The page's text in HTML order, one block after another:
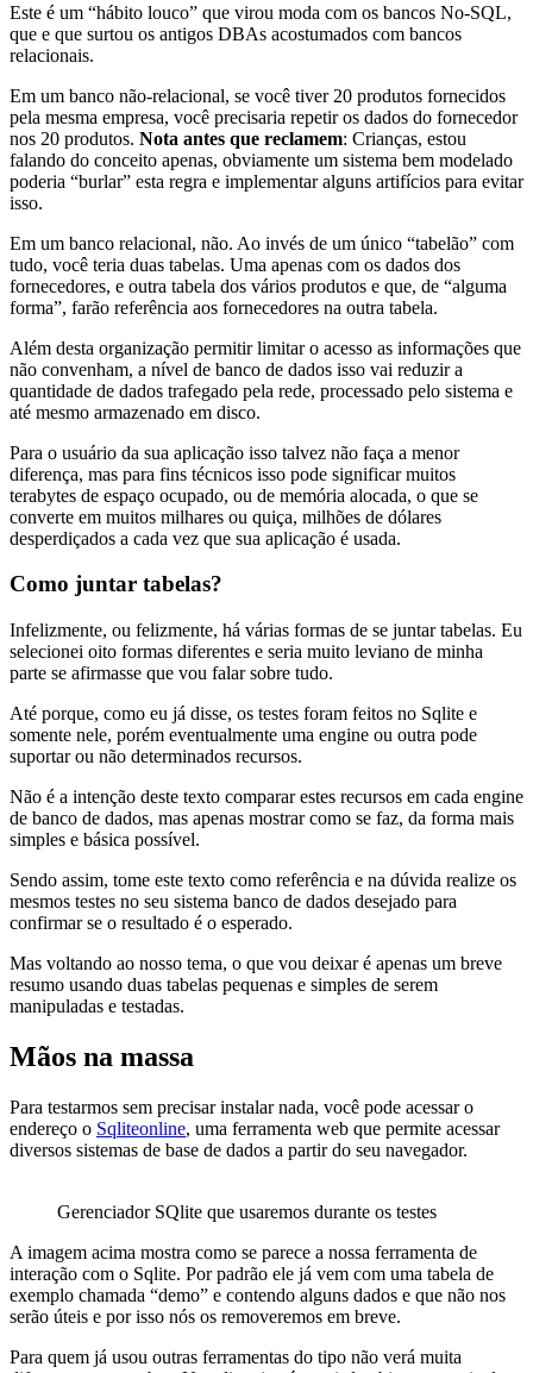
Este é um “hábito louco” que virou moda com os bancos No-SQL,
que e que surtou os antigos DBAs acostumados com bancos
relacionais.
Em um banco não-relacional, se você tiver 20 produtos fornecidos
pela mesma empresa, você precisaria repetir os dados do fornecedor
nos 20 produtos. Nota antes que reclamem: Crianças, estou
falando do conceito apenas, obviamente um sistema bem modelado
poderia “burlar” esta regra e implementar alguns artifícios para evitar
isso.
Em um banco relacional, não. Ao invés de um único “tabelão” com
tudo, você teria duas tabelas. Uma apenas com os dados dos
fornecedores, e outra tabela dos vários produtos e que, de “alguma
forma”, farão referência aos fornecedores na outra tabela.
Além desta organização permitir limitar o acesso as informações que
não convenham, a nível de banco de dados isso vai reduzir a
quantidade de dados trafegado pela rede, processado pelo sistema e
até mesmo armazenado em disco.
Para o usuário da sua aplicação isso talvez não faça a menor
diferença, mas para fins técnicos isso pode significar muitos
terabytes de espaço ocupado, ou de memória alocada, o que se
converte em muitos milhares ou quiça, milhões de dólares
desperdiçados a cada vez que sua aplicação é usada.
Como juntar tabelas?
Infelizmente, ou felizmente, há várias formas de se juntar tabelas. Eu
selecionei oito formas diferentes e seria muito leviano de minha
parte se afirmasse que vou falar sobre tudo.
Até porque, como eu já disse, os testes foram feitos no Sqlite e
somente nele, porém eventualmente uma engine ou outra pode
suportar ou não determinados recursos.
Não é a intenção deste texto comparar estes recursos em cada engine
de banco de dados, mas apenas mostrar como se faz, da forma mais
simples e básica possível.
Sendo assim, tome este texto como referência e na dúvida realize os
mesmos testes no seu sistema banco de dados desejado para
confirmar se o resultado é o esperado.
Mas voltando ao nosso tema, o que vou deixar é apenas um breve
resumo usando duas tabelas pequenas e simples de serem
manipuladas e testadas.
Mãos na massa
Para testarmos sem precisar instalar nada, você pode acessar o
endereço o Sqliteonline, uma ferramenta web que permite acessar
diversos sistemas de base de dados a partir do seu navegador.
Gerenciador SQlite que usaremos durante os testes
A imagem acima mostra como se parece a nossa ferramenta de
interação com o Sqlite. Por padrão ele já vem com uma tabela de
exemplo chamada “demo” e contendo alguns dados e que não nos
serão úteis e por isso nós os removeremos em breve.
Para quem já usou outras ferramentas do tipo não verá muita